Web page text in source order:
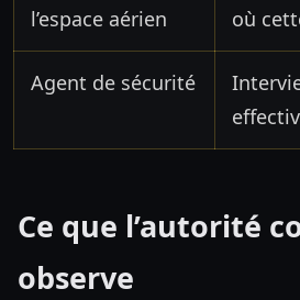
l’espace aérien
où
Agent de sécurité
Ce que l’autorité
observe